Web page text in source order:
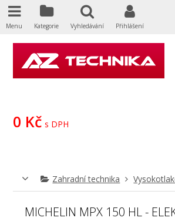
0 Kč s DPH
Zahradní technika
MICHELIN MPX 150 HL -
Menu Kategorie Vyhledávání Přihlášení